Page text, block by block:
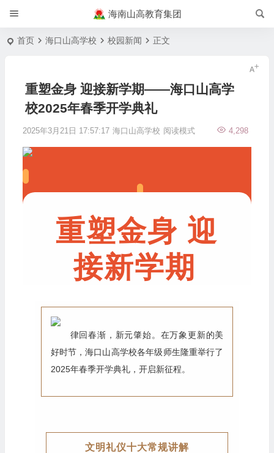
海南山高教育集团
首页 海口山高学校 校园新闻 正文
重塑金身 迎接新学期——海口山高学
校2025年春季开学典礼
2025年3月21日 17:57:17 海口山高学校 4,298
阅读模式
重塑金身 迎
接新学期
律回春渐，新元肇始。在万象更新的美
好时节，海口山高学校各年级师生隆重举行了
2025年春季开学典礼，开启新征程。
文明礼仪十大常规讲解